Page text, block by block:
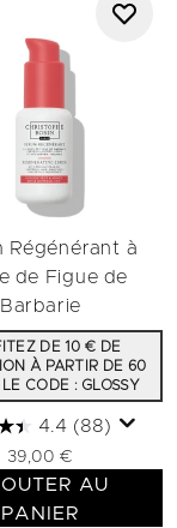
Régénérant à
de Figue de
Barbarie
DE 10 € DE
À PARTIR DE 60
CODE : GLOSSY
4.4 (88)
39,00 €
AU
PANIER